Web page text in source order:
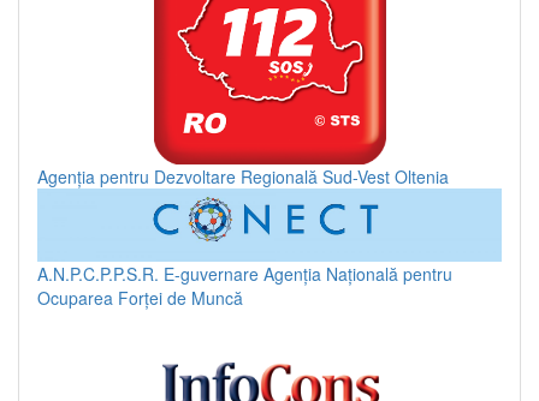
Agenția pentru Dezvoltare Regională Sud-Vest Oltenia
A.N.P.C.P.P.S.R. E-guvernare Agenția Națională pentru
Ocuparea Forței de Muncă